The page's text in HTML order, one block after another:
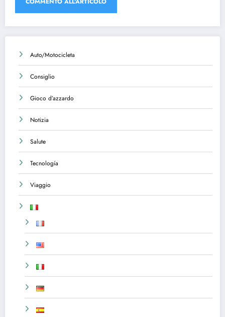
Auto/Motocicleta
Consiglio
Gioco d’azzardo
Notizia
Salute
Tecnología
Viaggio